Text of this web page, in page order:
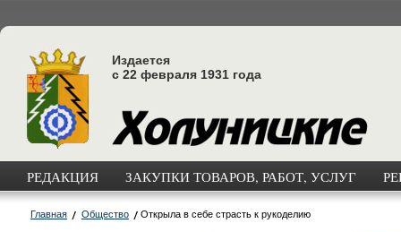
Издается
с 22 февраля 1931 года
РЕДАКЦИЯ ЗАКУПКИ ТОВАРОВ, РАБОТ, УСЛУГ
Главная Общество Открыла в себе страсть к рукоделию